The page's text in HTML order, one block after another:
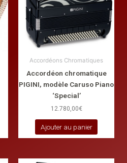
Accordéons Chromatiques
Accordéon chromatique
PIGINI, modèle Caruso Piano
‘Special’
12.780,00€
Ajouter au panier